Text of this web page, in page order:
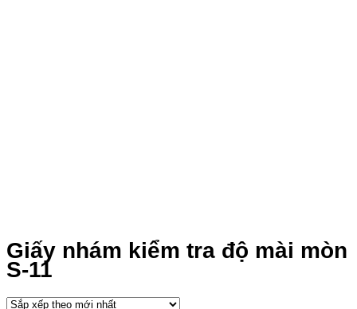
Giấy nhám kiểm tra độ mài mòn
S-11